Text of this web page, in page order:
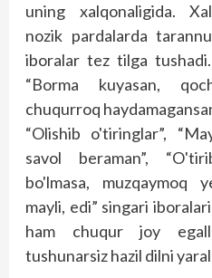
uning xal­qonaligida.
nozik pardalarda
iboralar tez tilga
“Borma kuyasan,
chuqurroq
“Olishib o'tiringlar”,
savol beraman”,
bo'lmasa, muzqaymoq
mayli, edi” singari
ham chuqur joy
tushunarsiz hazil dilni